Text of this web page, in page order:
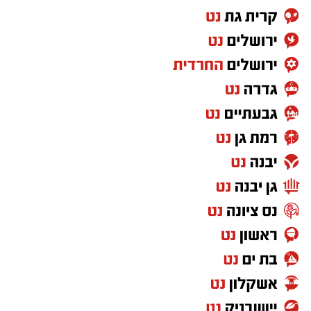
באירוע נוסף שאירע ביישוב אמציה נגנב ציוד
מטרקטור. גם במקרה זה פעל רכז הביטחון
במהירות, איתר את הגנב והשיב את הציוד לבעליו
זמן קצר לאחר הגניבה.
במשטרה מדגישים כי שיתוף הפעולה של התושבים
והדיווחים בזמן אמת מהווים מרכיב משמעותי
במאבק בפשיעה ובהגנה על היישובים והשטחים
החקלאיים.
‏כדי לעקוב אחרי הערוץ יישובניק נט ב-WhatsApp:‏‏‏
יש לכם מידע חשוב שטרם נחשף? צילומים מאירוע
חדשותי? מצאתם טעות בכתבה? נשמח שתשתפו
במקביל לפעילות זו, נתפס רכב של תושב הפזורה
בעת גניבת ענבים ממושב נוגה. הנהג טופל במקום
ונקנס בסכום של 2,500 שקלים.